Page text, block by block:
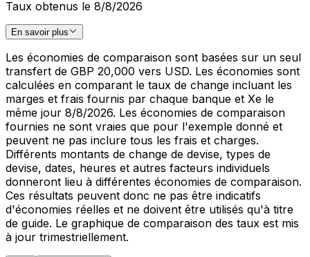
Taux obtenus le 8/8/2026
En savoir plus
Les économies de comparaison sont basées sur un seul
transfert de GBP 20,000 vers USD. Les économies sont
calculées en comparant le taux de change incluant les
marges et frais fournis par chaque banque et Xe le
même jour 8/8/2026. Les économies de comparaison
fournies ne sont vraies que pour l'exemple donné et
peuvent ne pas inclure tous les frais et charges.
Différents montants de change de devise, types de
devise, dates, heures et autres facteurs individuels
donneront lieu à différentes économies de comparaison.
Ces résultats peuvent donc ne pas être indicatifs
d'économies réelles et ne doivent être utilisés qu'à titre
de guide. Le graphique de comparaison des taux est mis
à jour trimestriellement.